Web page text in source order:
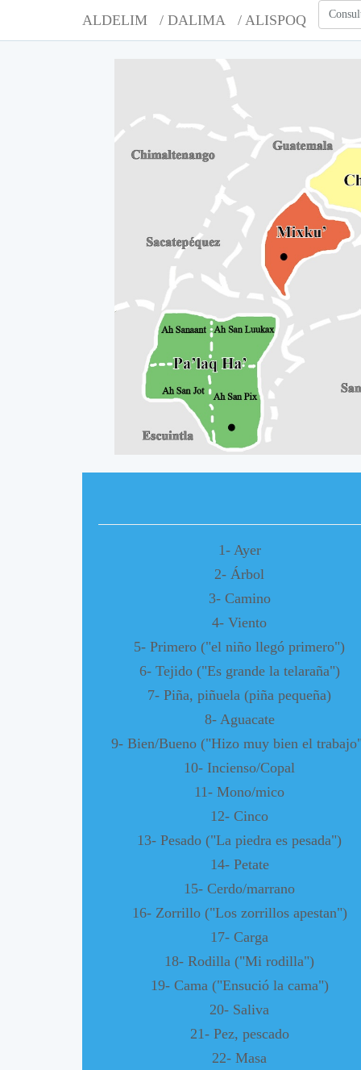
ALDELIM / DALIMA / ALISPOQ
A
A
1- Ayer
2- Árbol
3- Camino
4- Viento
5- Primero ("el niño llegó primero")
6- Tejido ("Es grande la telaraña")
7- Piña, piñuela (piña pequeña)
8- Aguacate
9- Bien/Bueno ("Hizo muy bien el
10- Incienso/Copal
11- Mono/mico
12- Cinco
13- Pesado ("La piedra es pesada")
14- Petate
15- Cerdo/marrano
16- Zorrillo ("Los zorrillos apestan")
17- Carga
18- Rodilla ("Mi rodilla")
19- Cama ("Ensució la cama")
20- Saliva
21- Pez, pescado
22- Masa